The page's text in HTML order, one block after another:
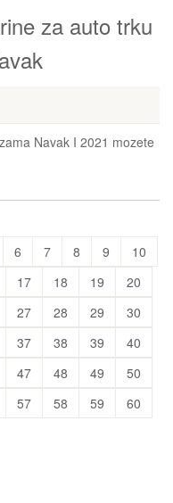
za auto trku
Navak I 2021 mozete
6 7 8 9
10
17 18 19
20
27 28 29
30
37 38 39
40
47 48 49
50
57 58 59
60